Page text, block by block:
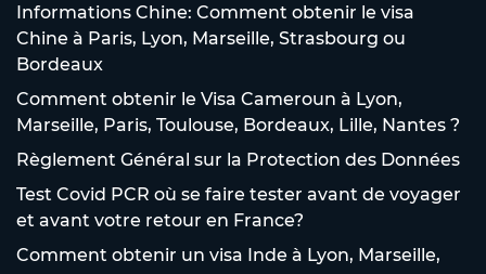
Informations Chine: Comment obtenir le visa
Chine à Paris, Lyon, Marseille, Strasbourg ou
Bordeaux
Comment obtenir le Visa Cameroun à Lyon,
Marseille, Paris, Toulouse, Bordeaux, Lille, Nantes ?
Règlement Général sur la Protection des Données
Test Covid PCR où se faire tester avant de voyager
et avant votre retour en France?
Comment obtenir un visa Inde à Lyon, Marseille,